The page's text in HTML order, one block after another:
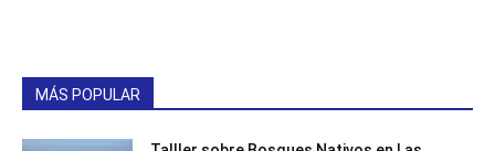
MÁS POPULAR